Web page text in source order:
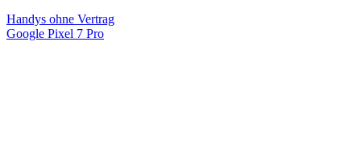
Handys ohne Vertrag
Google Pixel 7 Pro